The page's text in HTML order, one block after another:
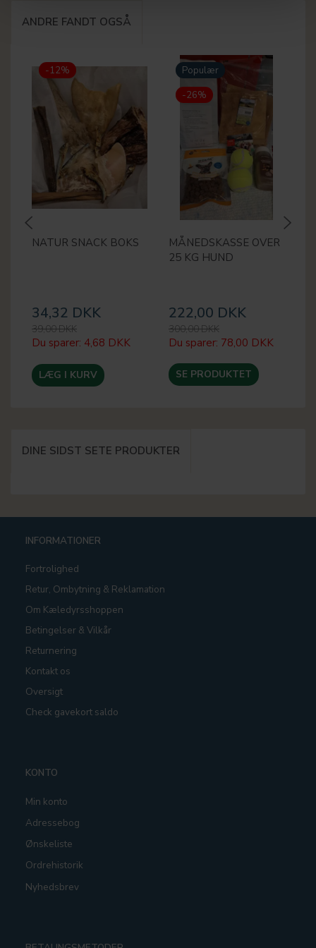
ANDRE FANDT OGSÅ
-12%
NATUR SNACK BOKS
34,32 DKK
39,00 DKK
Du sparer: 4,68 DKK
LÆG I KURV
Populær
-26%
MÅNEDSKASSE OVER
25 KG HUND
222,00 DKK
300,00 DKK
Du sparer: 78,00 DKK
SE PRODUKTET
DINE SIDST SETE PRODUKTER
INFORMATIONER
Fortrolighed
Retur, Ombytning & Reklamation
Om Kæledyrsshoppen
Betingelser & Vilkår
Returnering
Kontakt os
Oversigt
Check gavekort saldo
KONTO
Min konto
Adressebog
Ønskeliste
Ordrehistorik
Nyhedsbrev